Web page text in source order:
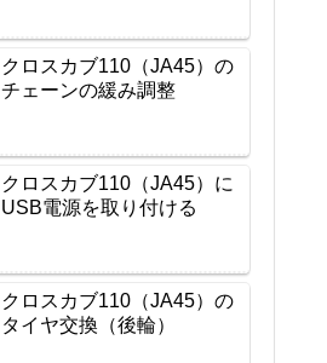
クロスカブ110（JA45）の
チェーンの緩み調整
クロスカブ110（JA45）に
USB電源を取り付ける
クロスカブ110（JA45）の
タイヤ交換（後輪）